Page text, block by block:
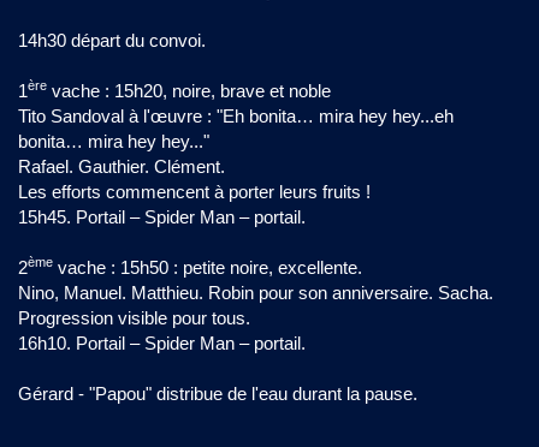
14h30 départ du convoi.
1ère vache : 15h20, noire, brave et noble
Tito Sandoval à l'œuvre : "Eh bonita… mira hey hey...eh
bonita… mira hey hey..."
Rafael. Gauthier. Clément.
Les efforts commencent à porter leurs fruits !
15h45. Portail – Spider Man – portail.
2ème vache : 15h50 : petite noire, excellente.
Nino, Manuel. Matthieu. Robin pour son anniversaire. Sacha.
Progression visible pour tous.
16h10. Portail – Spider Man – portail.
Gérard - "Papou" distribue de l'eau durant la pause.